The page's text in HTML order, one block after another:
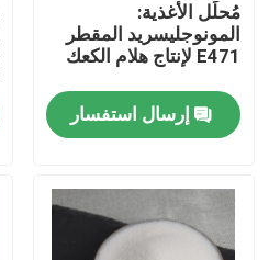
رقابة جودة
اتصل بنا
اطلب اقتباس
مُحلِّل الأغذية:
المونوجليسريد المقطر
E471 لإنتاج هلام الكعك
إرسال استفسار